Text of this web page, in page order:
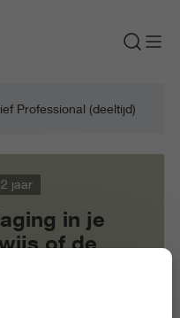
Professional (deeltijd)
in je
of de
2 jaar